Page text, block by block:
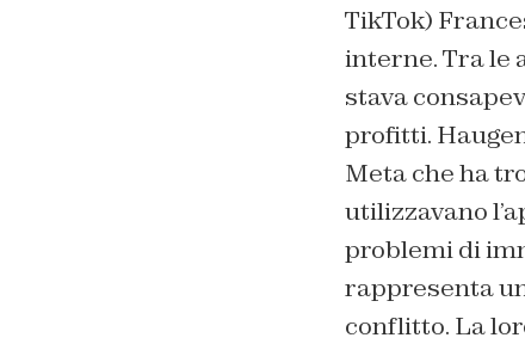
TikTok)
interne. Tra le
stava
profitti.
Meta che ha
utilizzavano
problemi di
rappresenta
conflitto. La